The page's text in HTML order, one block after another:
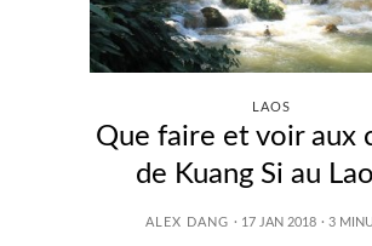
LAOS
Que faire et voir aux
de Kuang Si au
ALEX DANG · 17 JAN 2018 · 3